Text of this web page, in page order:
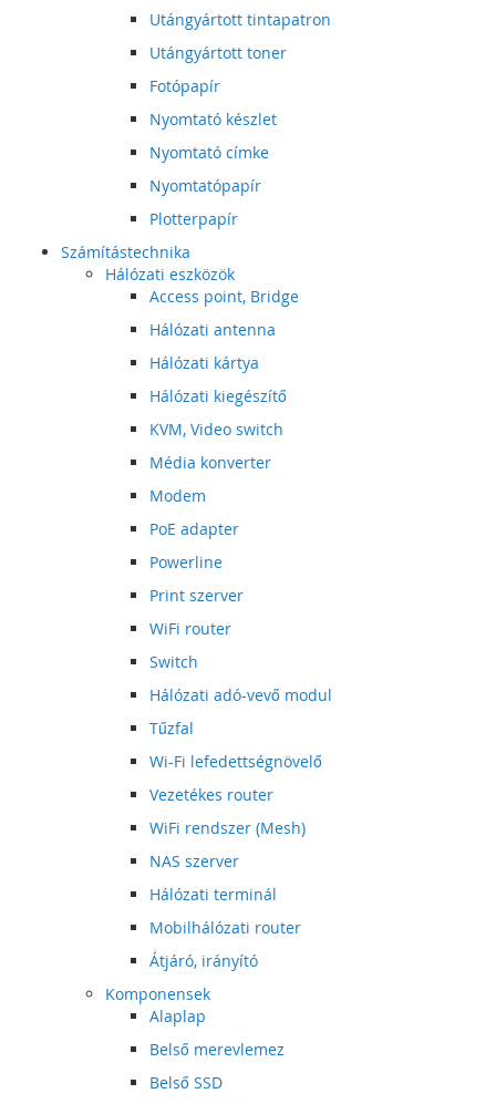
Utángyártott tintapatron
Utángyártott toner
Fotópapír
Nyomtató készlet
Nyomtató címke
Nyomtatópapír
Plotterpapír
Számítástechnika
Hálózati eszközök
Access point, Bridge
Hálózati antenna
Hálózati kártya
Hálózati kiegészítő
KVM, Video switch
Média konverter
Modem
PoE adapter
Powerline
Print szerver
WiFi router
Switch
Hálózati adó-vevő modul
Tűzfal
Wi-Fi lefedettségnövelő
Vezetékes router
WiFi rendszer (Mesh)
NAS szerver
Hálózati terminál
Mobilhálózati router
Átjáró, irányító
Komponensek
Alaplap
Belső merevlemez
Belső SSD